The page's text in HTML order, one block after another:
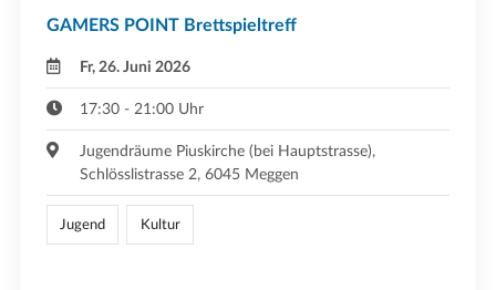
GAMERS POINT Brettspieltreff
Fr, 26. Juni 2026
17:30 - 21:00 Uhr
Jugendräume Piuskirche (bei Hauptstrasse),
Schlösslistrasse 2, 6045 Meggen
Jugend Kultur